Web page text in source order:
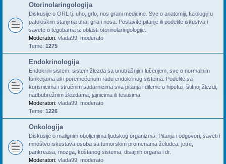
Otorinolaringologija
Diskusije o ORL tj. uho, grlo, nos grani medicine. Sve o anatomiji, fiziologiji u
patološkim stanjima uha, grla i nosa. Postavite pitanje ili podelite iskustva i
savete o tegobama iz oblasti otorinolaringologije.
Moderatori: vlada99 moderato
Teme: 1275
Endokrinologija
Endokrini sistem, sistem žlezda sa unutrašnjim lučenjem, sve o normalnim
funkcijama ali i poremećenom radu endokrinog sistema. Podelite sa
korisnicima i stručnim sadarnicima sva pitanja i dileme o hipofizi, štitnoj žlezdi,
nadbubrežnim žlezdama, jajnicima ili testisima.
Moderatori: vlada99 moderato
Teme: 1226
Onkologija
Diskusije o malignim oboljenjima ljudskog organizma. Pitanja i odgovori, saveti i
mnoštvo iskustava osoba sa tumorskim promenama želudca, jetre,
pankreasa, mozga, koštanog sistema, disajnih organa i dr.
Moderatori: vlada99 moderato